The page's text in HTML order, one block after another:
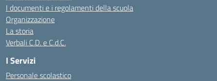
I documenti e i regolamenti della scuola
Organizzazione
La storia
Verbali C.D. e C.d.C.
I Servizi
Personale scolastico